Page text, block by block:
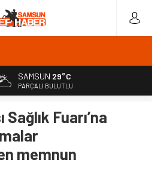
turuyla tanıtıldı
Arslantepe’de başladı
teşkilat üyeleriyle buluştu
SAMSUN 29°C
PARÇALI BULUTLU
Fuarı’na
memnun